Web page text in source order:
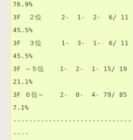
76.9%
3F  ２位     2-  1-  2-  6/ 11
45.5%
3F  ３位     1-  3-  1-  6/ 11
45.5%
3F ～５位    1-  2-  1- 15/ 19
21.1%
3F ６位～    2-  0-  4- 79/ 85
7.1%
----